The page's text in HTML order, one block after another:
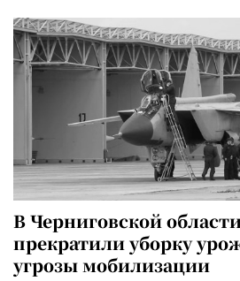
В Черниговской
прекратили уборку
угрозы мобилизации